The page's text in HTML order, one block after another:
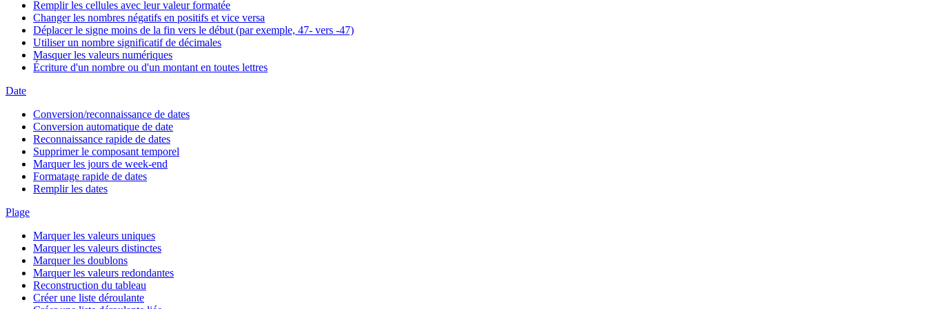
Remplir les cellules avec leur valeur formatée
Changer les nombres négatifs en positifs et vice versa
Déplacer le signe moins de la fin vers le début (par exemple, 47- vers -47)
Utiliser un nombre significatif de décimales
Masquer les valeurs numériques
Écriture d'un nombre ou d'un montant en toutes lettres
Date
Conversion/reconnaissance de dates
Conversion automatique de date
Reconnaissance rapide de dates
Supprimer le composant temporel
Marquer les jours de week-end
Formatage rapide de dates
Remplir les dates
Plage
Marquer les valeurs uniques
Marquer les valeurs distinctes
Marquer les doublons
Marquer les valeurs redondantes
Reconstruction du tableau
Créer une liste déroulante